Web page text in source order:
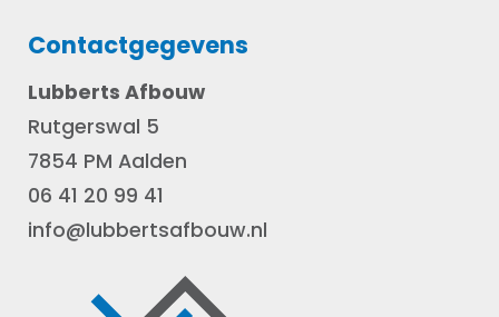
Contactgegevens
Lubberts Afbouw
Rutgerswal 5
7854 PM Aalden
06 41 20 99 41
info@lubbertsafbouw.nl